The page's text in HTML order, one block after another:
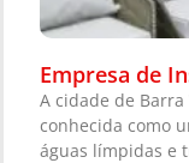
Empresa de
A cidade de
conhecida como
águas límpidas e